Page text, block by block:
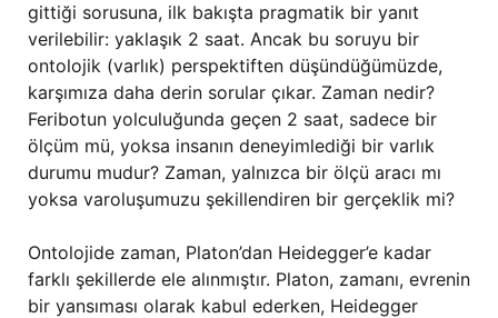
gittiği sorusuna, ilk bakışta pragmatik bir yanıt
verilebilir: yaklaşık 2 saat. Ancak bu soruyu bir
ontolojik (varlık) perspektiften düşündüğümüzde,
karşımıza daha derin sorular çıkar. Zaman nedir?
Feribotun yolculuğunda geçen 2 saat, sadece bir
ölçüm mü, yoksa insanın deneyimlediği bir varlık
durumu mudur? Zaman, yalnızca bir ölçü aracı mı
yoksa varoluşumuzu şekillendiren bir gerçeklik mi?
Ontolojide zaman, Platon’dan Heidegger’e kadar
farklı şekillerde ele alınmıştır. Platon, zamanı, evrenin
bir yansıması olarak kabul ederken, Heidegger